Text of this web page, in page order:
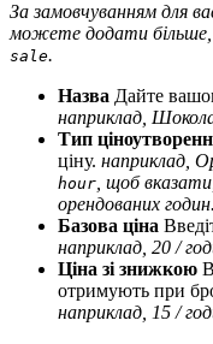
За замовчуванням для
можете додати
sale.
Назва Дайте
наприклад,
Тип
ціну. наприклад,
hour , щоб
орендованих годин.
Базова ціна
наприклад, 20 /
Ціна зі знижкою
отримують при
наприклад, 15 /